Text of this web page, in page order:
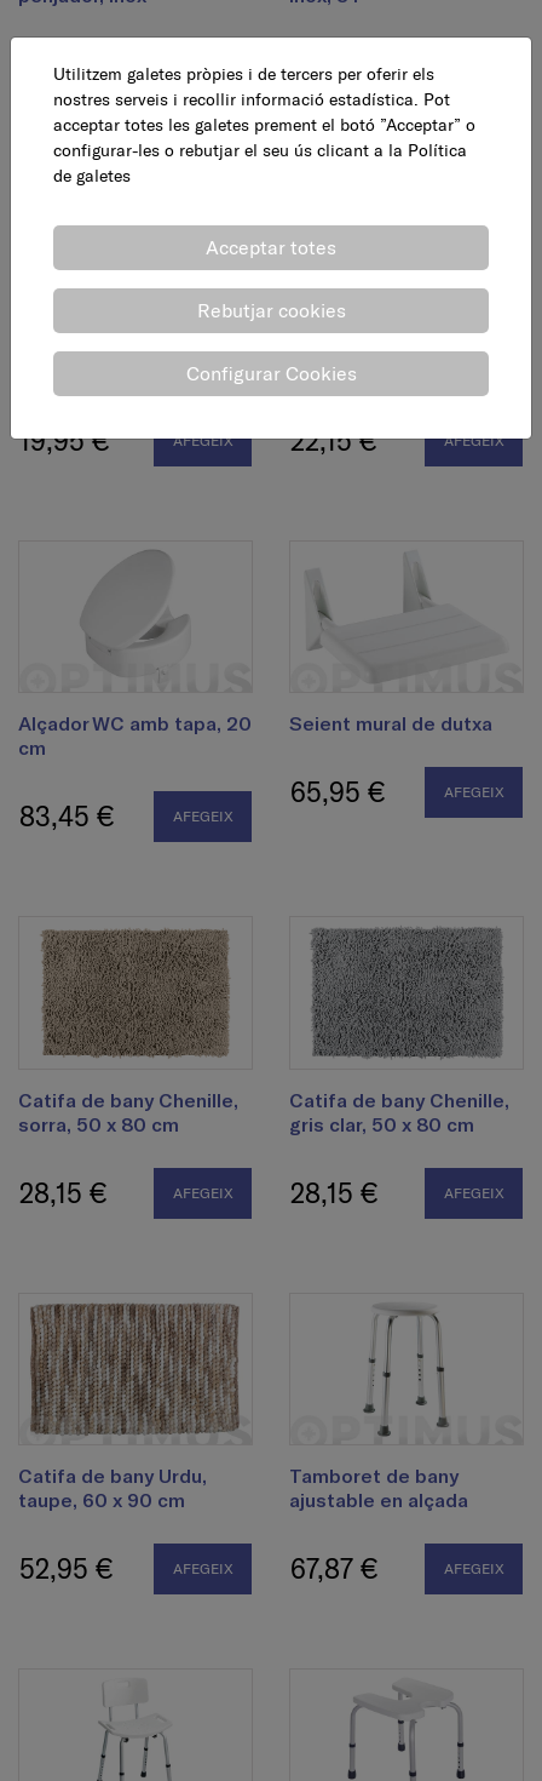
27,60 € AFEGEIX 17,95 €
Mirall de peu Assisi,
19,95 € AFEGEIX
Mirall mural telescòpic,
augment 3x
22,15 € AFEGEIX
Alçador WC amb tapa, 20
cm
83,45 € AFEGEIX
Seient mural de dutxa
65,95 € AFEGEIX
Catifa de bany Chenille,
sorra, 50 x 80 cm
28,15 € AFEGEIX
Catifa de bany Chenille,
gris clar, 50 x 80 cm
28,15 € AFEGEIX
Catifa de bany Urdu,
taupe, 60 x 90 cm
52,95 € AFEGEIX
Tamboret de bany
ajustable en alçada
67,87 € AFEGEIX
Utilitzem galetes pròpies i de tercers per oferir els
nostres serveis i recollir informació estadística. Pot
acceptar totes les galetes prement el botó ”Acceptar” o
configurar-les o rebutjar el seu ús clicant a la Política
de galetes
Acceptar totes
Rebutjar cookies
Configurar Cookies